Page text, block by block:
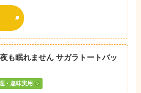
も眠れません サガラトートバッ
・趣味実用